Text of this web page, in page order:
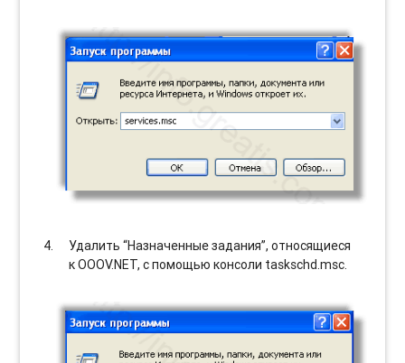
Удалить “Назначенные задания”, относящиеся
к OOOV.NET, с помощью консоли taskschd.msc.